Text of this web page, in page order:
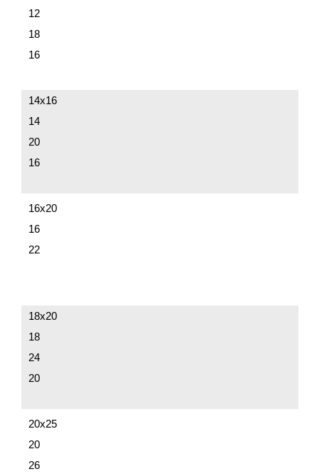
12
18
16
14х16
14
20
16
16х20
16
22
18х20
18
24
20
20х25
20
26